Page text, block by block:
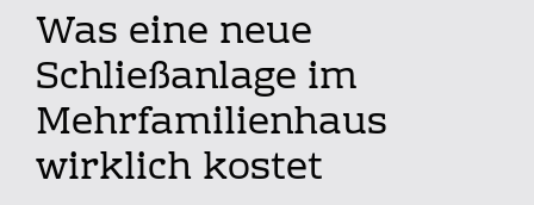
Was eine neue
Schließanlage im
Mehrfamilienhaus
wirklich kostet